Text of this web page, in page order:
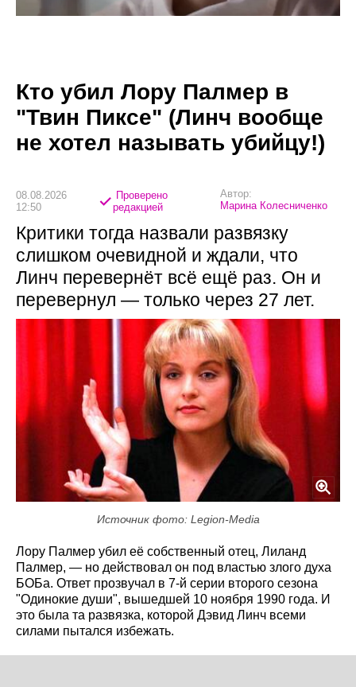
Кто убил Лору Палмер в
"Твин Пиксе" (Линч вообще
не хотел называть убийцу!)
08.08.2026
12:50
Проверено
редакцией
Автор:
Марина Колесниченко
Критики тогда назвали развязку
слишком очевидной и ждали, что
Линч перевернёт всё ещё раз. Он и
перевернул — только через 27 лет.
Источник фото: Legion-Media
Лору Палмер убил её собственный отец, Лиланд
Палмер, — но действовал он под властью злого духа
БОБа. Ответ прозвучал в 7-й серии второго сезона
"Одинокие души", вышедшей 10 ноября 1990 года. И
это была та развязка, которой Дэвид Линч всеми
силами пытался избежать.